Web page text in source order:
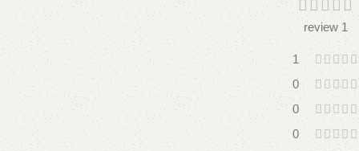
1 review
1
0
0
0